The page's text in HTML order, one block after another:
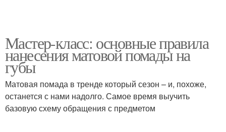
Мастер-класс: основные правила
нанесения матовой помады на
губы
Матовая помада в тренде который сезон – и, похоже,
останется с нами надолго. Самое время выучить
базовую схему обращения с предметом